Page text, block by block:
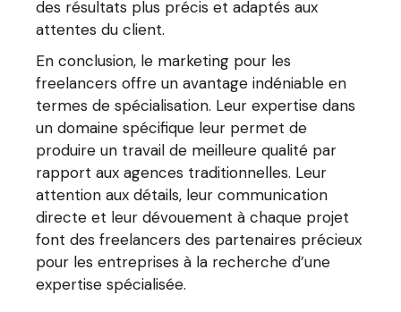
des résultats plus précis et adaptés aux
attentes du client.
En conclusion, le marketing pour les
freelancers offre un avantage indéniable en
termes de spécialisation. Leur expertise dans
un domaine spécifique leur permet de
produire un travail de meilleure qualité par
rapport aux agences traditionnelles. Leur
attention aux détails, leur communication
directe et leur dévouement à chaque projet
font des freelancers des partenaires précieux
pour les entreprises à la recherche d’une
expertise spécialisée.